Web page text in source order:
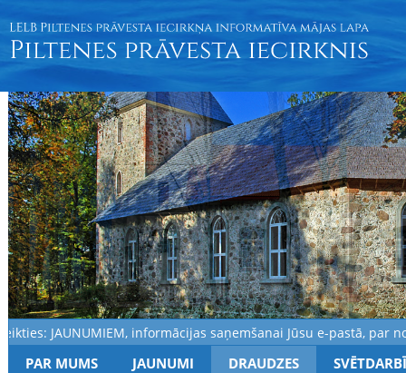
JAUNUMIEM, informācijas saņemšanai Jūsu e-pastā, par
PAR MUMS JAUNUMI DRAUDZES